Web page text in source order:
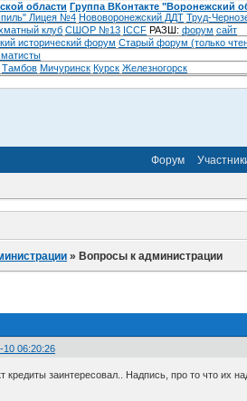
области Группа ВКонтакте "Воронежский
Лицея №4 Нововоронежский ДДТ Труд-
клуб СШОР №13 ICCF РАЗШ: форум сайт
исторический форум Cтарый форум (только
Тамбов Мичуринск Курск Железногорск
Форум
»Вопросы к администрации
10 06:20:26
кредиты заинтересовал.. Надпись, про то что их